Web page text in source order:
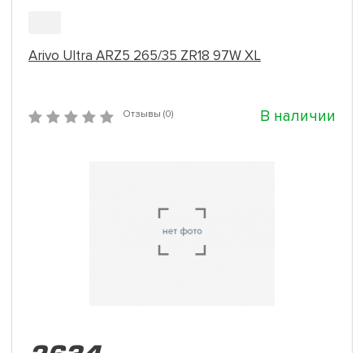
Arivo Ultra ARZ5 265/35 ZR18 97W XL
Отзывы (0) В наличии